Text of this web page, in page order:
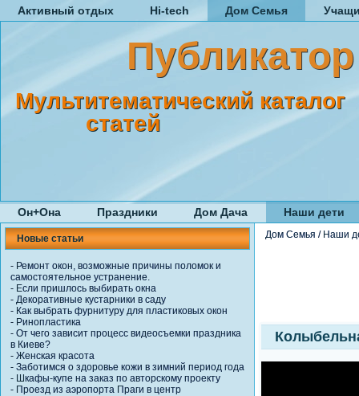
Активный отдых Hi-tech Дом Семья
Публикатор
Мультитематический каталог
статей
Он+Она Праздники Дом Дача Наши дети
Новые статьи
- Ремонт окон, возможные причины поломок и
самостоятельное устранение.
- Если пришлось выбирать окна
- Декоративные кустарники в саду
- Как выбрать фурнитуру для пластиковых окон
- Ринопластика
- От чего зависит процесс видеосъемки праздника
в Киеве?
- Женская красота
- Заботимся о здоровье кожи в зимний период года
- Шкафы-купе на заказ по авторскому проекту
- Проезд из аэропорта Праги в центр
Дом Семья / Наши